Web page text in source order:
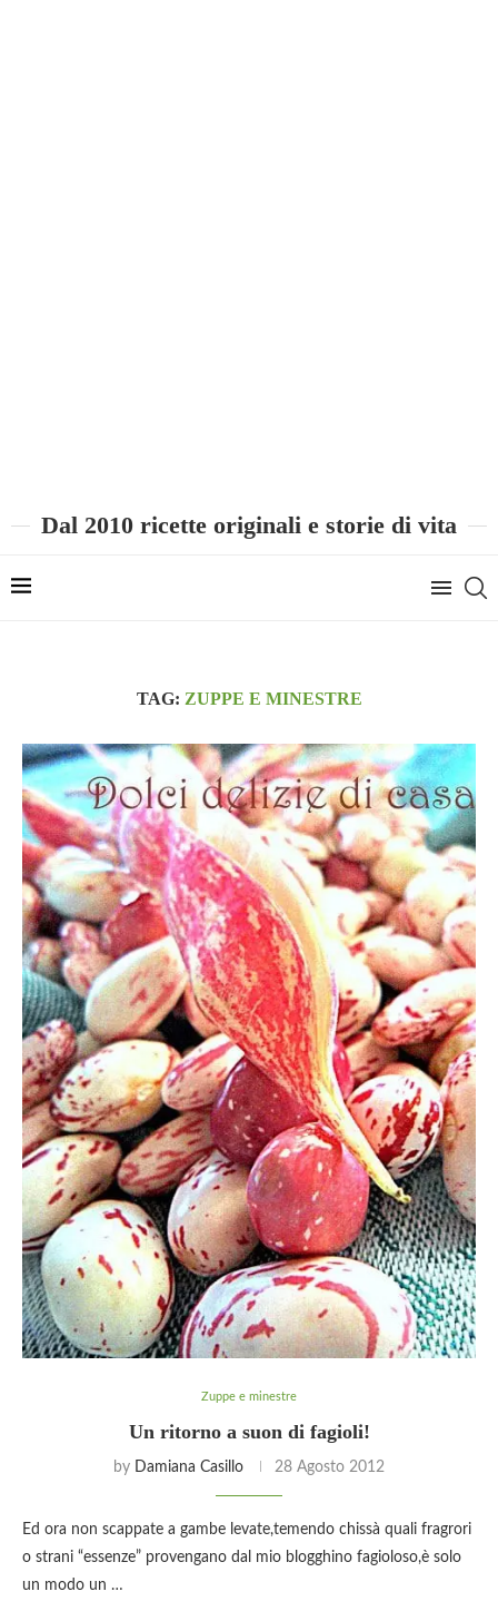
Dal 2010 ricette originali e storie di vita
TAG: ZUPPE E MINESTRE
Zuppe e minestre
Un ritorno a suon di fagioli!
by Damiana Casillo 28 Agosto 2012
Ed ora non scappate a gambe levate,temendo chissà quali fragrori
o strani “essenze” provengano dal mio blogghino fagioloso,è solo
un modo un …